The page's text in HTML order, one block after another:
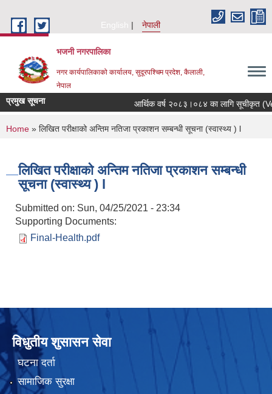
English
नेपाली
भजनी नगरपालिका
नगर कार्यपालिकाको कार्यालय, सुदूरपश्चिम प्रदेश, कैलाली,
नेपाल
प्रमुख सूचना आर्थिक वर्ष २०८३।०८४ का लागि सूचीकृत
You are here
Home » लिखित परीक्षाको अन्तिम नतिजा प्रकाशन सम्बन्धी सूचना (स्वास्थ्य ) l
लिखित परीक्षाको अन्तिम नतिजा प्रकाशन सम्बन्धी
सूचना (स्वास्थ्य ) l
Submitted on: Sun, 04/25/2021 - 23:34
Supporting Documents:
Final-Health.pdf
विधुतीय शुसासन सेवा
घटना दर्ता
सामाजिक सुरक्षा